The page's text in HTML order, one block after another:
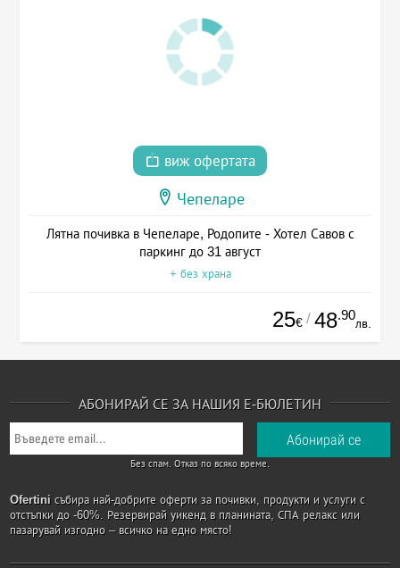
виж офертата
Чепеларе
Лятна почивка в Чепеларе, Родопите - Хотел Савов с
паркинг до 31 август
+ без храна
25€ / 48.90
лв.
АБОНИРАЙ СЕ ЗА НАШИЯ Е-БЮЛЕТИН
Без спам. Отказ по всяко време.
Ofertini събира най-добрите оферти за почивки, продукти и услуги с
отстъпки до -60%. Резервирай уикенд в планината, СПА релакс или
пазарувай изгодно – всичко на едно място!